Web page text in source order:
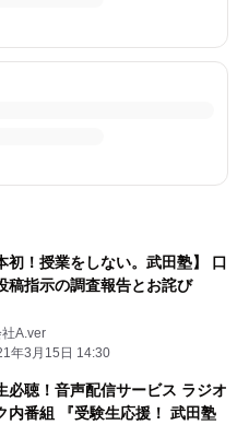
初！授業をしない。武田塾】 口
稿指示の調査報告とお詫び
A.ver
年3月15日 14:30
必聴！音声配信サービス ラジオ
内番組 『受験生応援！ 武田塾